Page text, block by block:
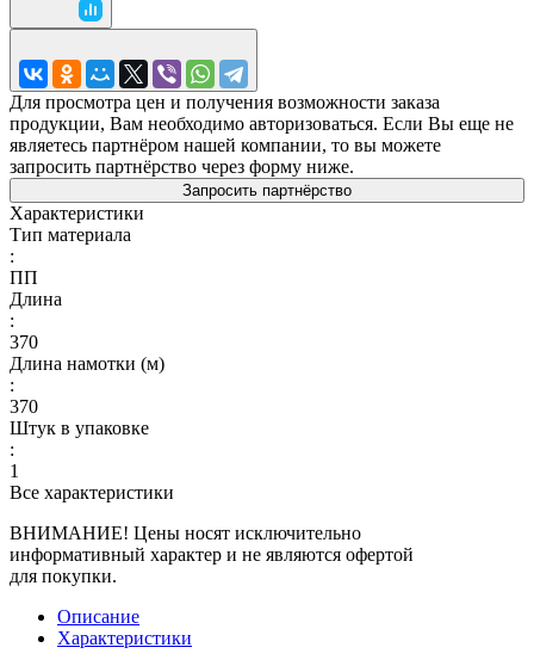
Для просмотра цен и получения возможности заказа
продукции, Вам необходимо авторизоваться. Если Вы еще не
являетесь партнёром нашей компании, то вы можете
запросить партнёрство через форму ниже.
Запросить партнёрство
Характеристики
Тип материала
:
ПП
Длина
:
370
Длина намотки (м)
:
370
Штук в упаковке
:
1
Все характеристики
ВНИМАНИЕ! Цены носят исключительно
информативный характер и не являются офертой
для покупки.
Описание
Характеристики